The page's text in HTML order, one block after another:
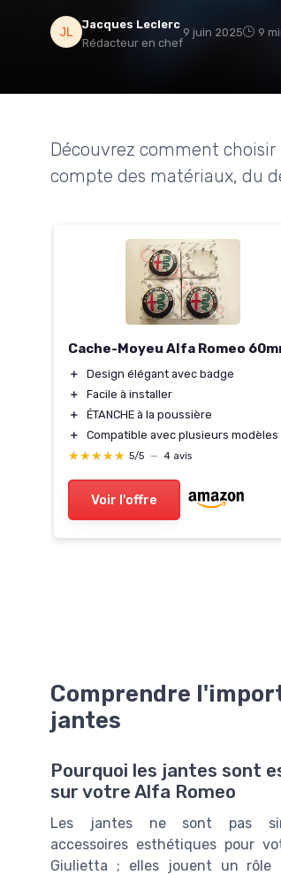
Jacques Leclerc
Rédacteur en chef
9 juin 2025 9
Découvrez comment
compte des matériaux, du
Cache-Moyeu Alfa Romeo
＋
Design élégant avec badge
＋
Facile à installer
＋
ÉTANCHE à la poussière
＋
Compatible avec plusieurs modèles
★★★★★
★★★★★ 5/5 — 4 avis
Voir l'offre
Comprendre
jantes
Pourquoi les jantes sont
sur votre Alfa Romeo
Les jantes ne sont pas
accessoires esthétiques pour
Giulietta ; elles jouent un rôle